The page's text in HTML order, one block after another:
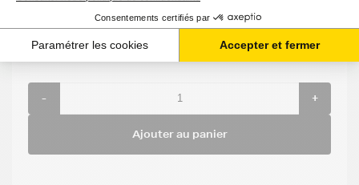
106,51 €
127,81 €
- +
Ajouter au panier